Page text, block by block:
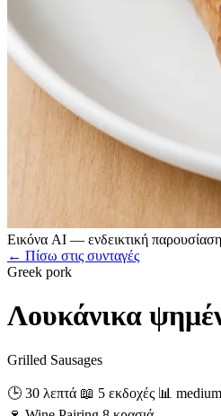
Εικόνα AI — ενδεικτική παρουσίαση
← Πίσω στις συνταγές
Greek pork
Λουκάνικα
Grilled Sausages
🕒 30 λεπτά 📖 5 εκδοχές 📊 medium